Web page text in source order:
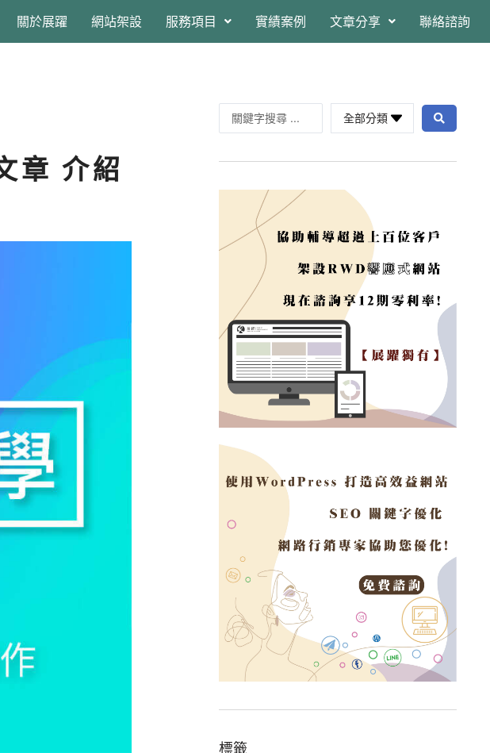
關於展躍 網站架設 服務項目 實績案例 文章分享 聯絡諮詢
介紹
全部分類
標籤